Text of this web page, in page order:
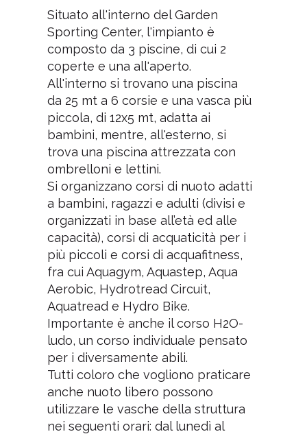
Situato all'interno del Garden
Sporting Center, l'impianto è
composto da 3 piscine, di cui 2
coperte e una all'aperto.
All'interno si trovano una piscina
da 25 mt a 6 corsie e una vasca più
piccola, di 12x5 mt, adatta ai
bambini, mentre, all'esterno, si
trova una piscina attrezzata con
ombrelloni e lettini.
Si organizzano corsi di nuoto adatti
a bambini, ragazzi e adulti (divisi e
organizzati in base all’età ed alle
capacità), corsi di acquaticità per i
più piccoli e corsi di acquafitness,
fra cui Aquagym, Aquastep, Aqua
Aerobic, Hydrotread Circuit,
Aquatread e Hydro Bike.
Importante è anche il corso H2O-
ludo, un corso individuale pensato
per i diversamente abili.
Tutti coloro che vogliono praticare
anche nuoto libero possono
utilizzare le vasche della struttura
nei seguenti orari: dal lunedì al